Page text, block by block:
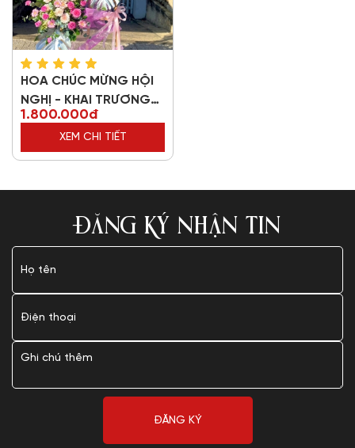
HOA CHÚC MỪNG HỘI
NGHỊ - KHAI TRƯƠNG
83278
1.800.000đ
XEM CHI TIẾT
ĐĂNG KÝ NHẬN TIN